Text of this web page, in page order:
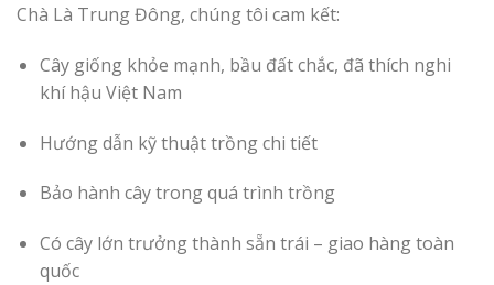
Chà Là Trung Đông, chúng tôi cam kết:
Cây giống khỏe mạnh, bầu đất chắc, đã thích nghi
khí hậu Việt Nam
Hướng dẫn kỹ thuật trồng chi tiết
Bảo hành cây trong quá trình trồng
Có cây lớn trưởng thành sẵn trái – giao hàng toàn
quốc